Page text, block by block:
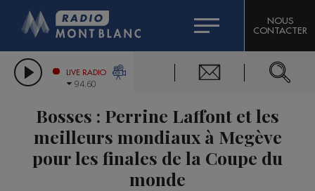
LES CHRONIQUES DE L'EXPERT
CITIZEN MACHINERY
GRAND MASSIF DOMAINES SKIABLES
BIGARD
COMPAGNIE DU MONT-BLANC
NOUS
CONTACTER
LIVE RADIO
94.60
Bosses : Perrine Laffont et les
meilleurs mondiaux à Megève
pour les finales de la Coupe du
monde